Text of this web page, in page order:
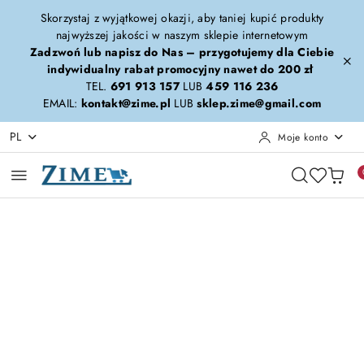
Przejdź do treści głównej
Przejdź do wyszukiwarki
Przejdź do moje konto
Przejdź do menu głównego
Przejdź do opisu produktu
Przejdź do stopki
Skorzystaj z wyjątkowej okazji, aby taniej kupić produkty
najwyższej jakości w naszym sklepie internetowym
Zadzwoń lub napisz do Nas – przygotujemy dla Ciebie
indywidualny rabat promocyjny nawet do 200 zł
TEL. 691 913 157LUB459 116 236
EMAIL: kontakt@zime.pl LUBsklep.zime@gmail.com
PL Moje konto